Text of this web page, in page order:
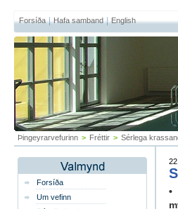
Forsíða Hafa samband English
Þingeyrarvefurinn > Fréttir > Sérlega
Forsíða
Um vefinn
•